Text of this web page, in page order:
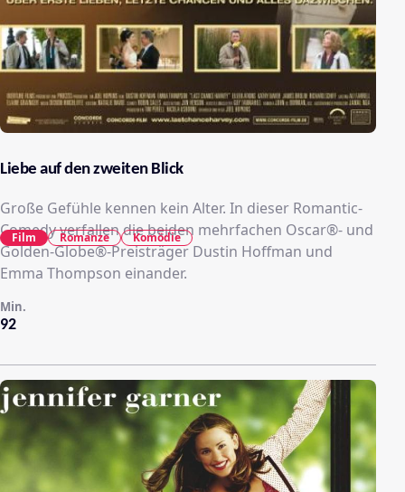
Liebe auf den zweiten Blick
Große Gefühle kennen kein Alter. In dieser Romantic-
Comedy verfallen die beiden mehrfachen Oscar®- und
Golden-Globe®-Preisträger Dustin Hoffman und
Emma Thompson einander.
92
Min.
Film Romanze Komödie